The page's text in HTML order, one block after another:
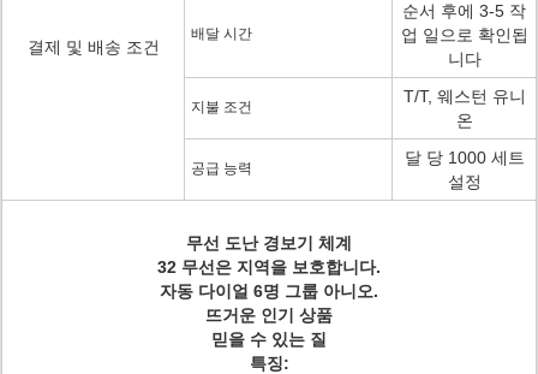
결제 및 배송 조건
배달 시간
순서 후에 3-5 작
업 일으로 확인됩
니다
지불 조건
T/T, 웨스턴 유니
온
공급 능력
달 당 1000 세트
설정
무선 도난 경보기 체계
32 무선은 지역을 보호합니다.
자동 다이얼 6명 그룹 아니오.
뜨거운 인기 상품
믿을 수 있는 질
특징: